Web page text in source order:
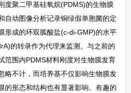
度聚二甲基硅氧烷(PDMS)的生物膜
自动图像分析记录铜绿假单胞菌的定
形成的环双胍酸盐(c-di-GMP)的水平
的转录作为代理来监测。与之前的
范围内PDMS材料刚度对生物膜发育
略不计，而培养基不仅影响生物膜发
的形态和结构也有显著影响。有趣的